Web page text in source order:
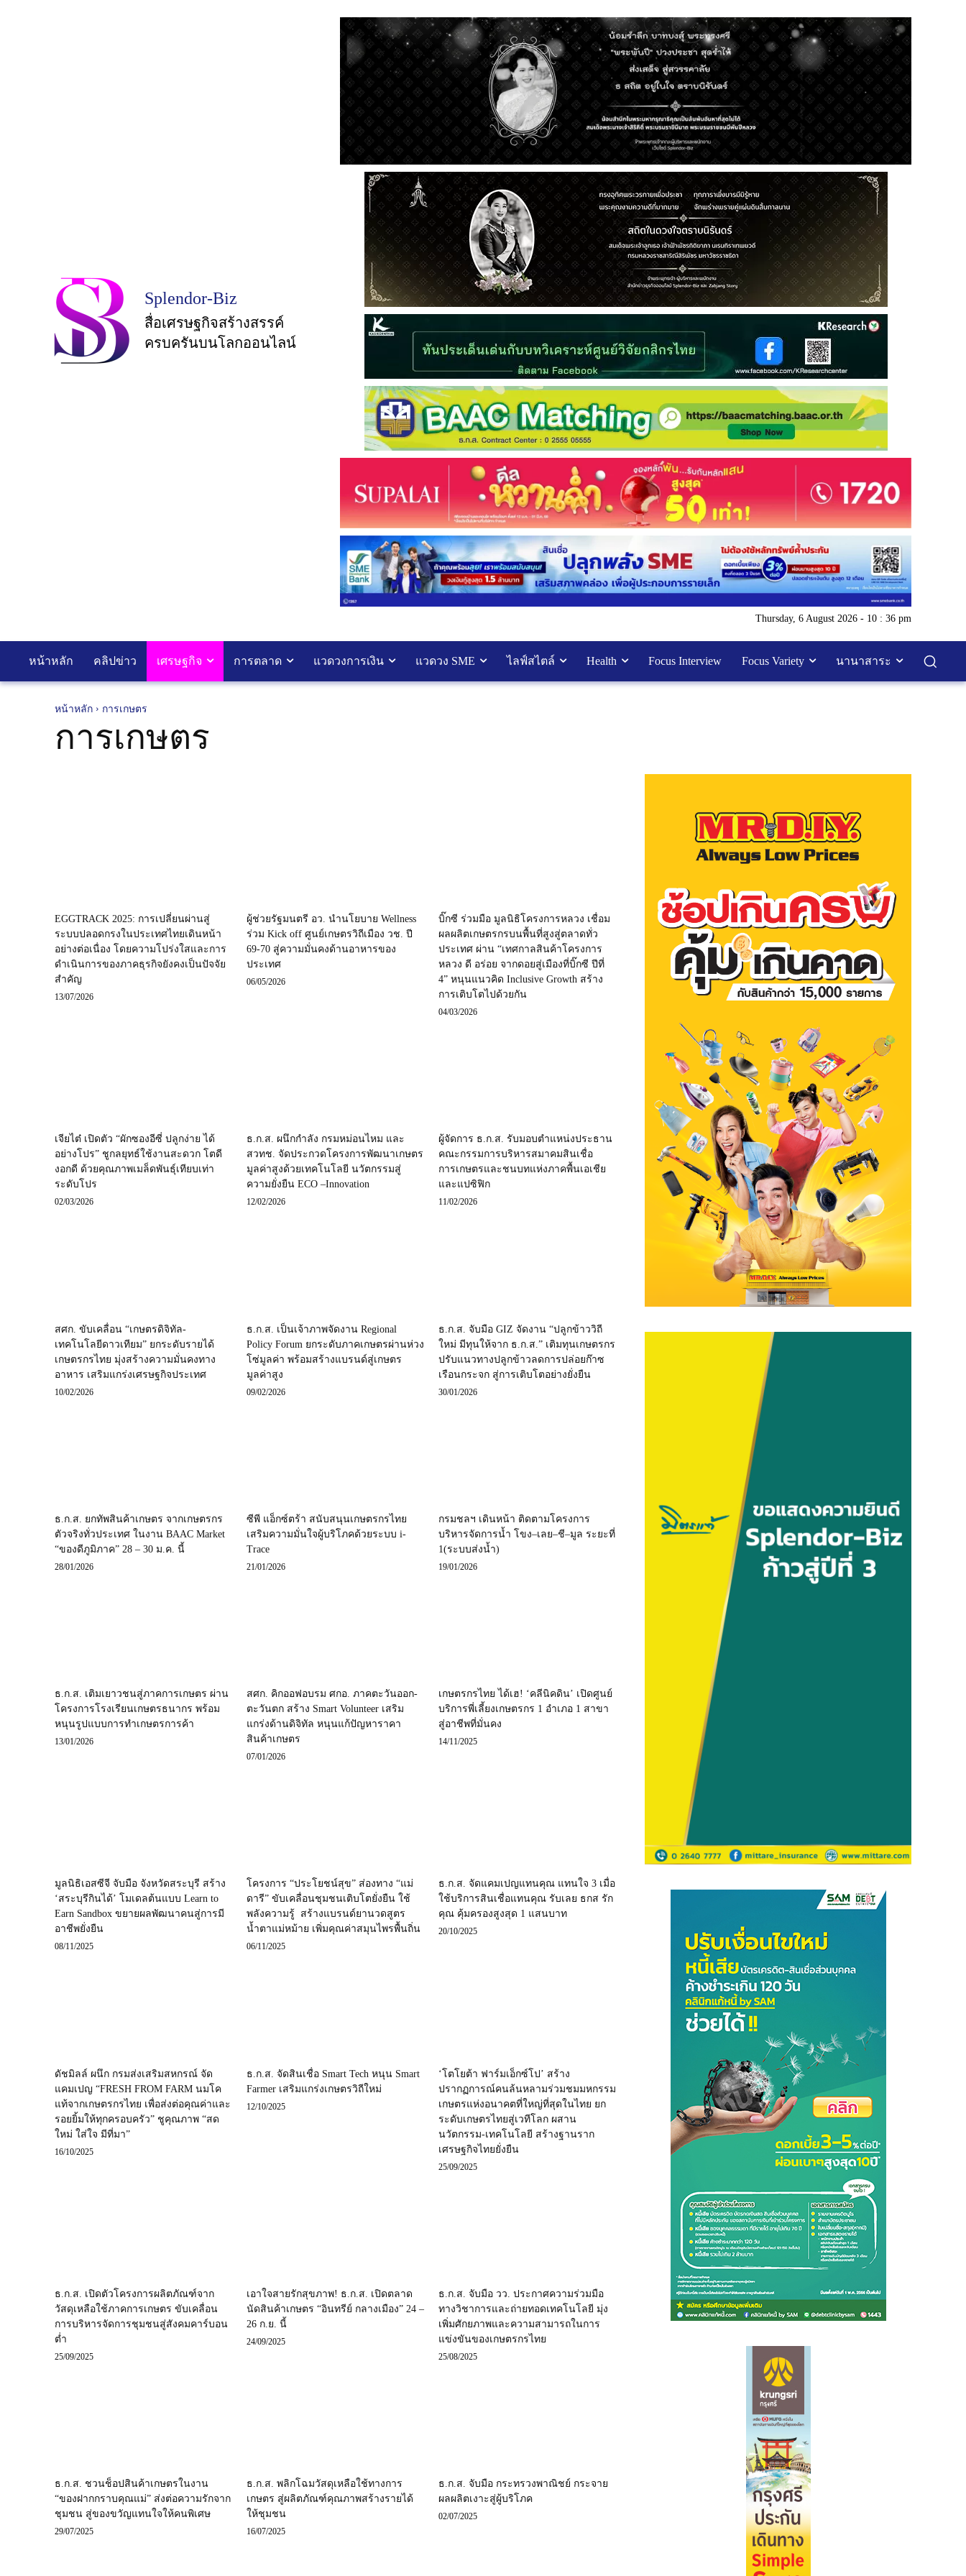
Splendor-Biz
สื่อเศรษฐกิจสร้างสรรค์
ครบครันบนโลกออนไลน์
Thursday, 6 August 2026 - 10 : 36 pm
หน้าหลัก คลิปข่าว เศรษฐกิจ การตลาด แวดวงการเงิน แวดวง SME ไลฟ์สไตล์ Health Focus Interview Focus Variety นานาสาระ
หน้าหลัก การเกษตร
การเกษตร
EGGTRACK 2025: การเปลี่ยนผ่านสู่
ระบบปลอดกรงในประเทศไทยเดินหน้า
อย่างต่อเนื่อง โดยความโปร่งใสและการ
ดำเนินการของภาคธุรกิจยังคงเป็นปัจจัย
สำคัญ
13/07/2026
ผู้ช่วยรัฐมนตรี อว. นำนโยบาย Wellness
ร่วม Kick off ศูนย์เกษตรวิถีเมือง วช. ปี
69-70 สู่ความมั่นคงด้านอาหารของ
ประเทศ
06/05/2026
บิ๊กซี ร่วมมือ มูลนิธิโครงการหลวง เชื่อม
ผลผลิตเกษตรกรบนพื้นที่สูงสู่ตลาดทั่ว
ประเทศ ผ่าน “เทศกาลสินค้าโครงการ
หลวง ดี อร่อย จากดอยสู่เมืองที่บิ๊กซี ปีที่
4” หนุนแนวคิด Inclusive Growth สร้าง
การเติบโตไปด้วยกัน
04/03/2026
เจียไต๋ เปิดตัว “ผักซองอีซี่ ปลูกง่าย ได้
อย่างโปร” ชูกลยุทธ์ใช้งานสะดวก โตดี
งอกดี ด้วยคุณภาพเมล็ดพันธุ์เทียบเท่า
ระดับโปร
02/03/2026
ธ.ก.ส. ผนึกกำลัง กรมหม่อนไหม และ
สวทช. จัดประกวดโครงการพัฒนาเกษตร
มูลค่าสูงด้วยเทคโนโลยี นวัตกรรมสู่
ความยั่งยืน ECO –Innovation
12/02/2026
ผู้จัดการ ธ.ก.ส. รับมอบตำแหน่งประธาน
คณะกรรมการบริหารสมาคมสินเชื่อ
การเกษตรและชนบทแห่งภาคพื้นเอเชีย
และแปซิฟิก
11/02/2026
สศก. ขับเคลื่อน “เกษตรดิจิทัล-
เทคโนโลยีดาวเทียม” ยกระดับรายได้
เกษตรกรไทย มุ่งสร้างความมั่นคงทาง
อาหาร เสริมแกร่งเศรษฐกิจประเทศ
10/02/2026
ธ.ก.ส. เป็นเจ้าภาพจัดงาน Regional
Policy Forum ยกระดับภาคเกษตรผ่านห่วง
โซ่มูลค่า พร้อมสร้างแบรนด์สู่เกษตร
มูลค่าสูง
09/02/2026
ธ.ก.ส. จับมือ GIZ จัดงาน “ปลูกข้าววิถี
ใหม่ มีทุนให้จาก ธ.ก.ส.” เติมทุนเกษตรกร
ปรับแนวทางปลูกข้าวลดการปล่อยก๊าซ
เรือนกระจก สู่การเติบโตอย่างยั่งยืน
30/01/2026
ธ.ก.ส. ยกทัพสินค้าเกษตร จากเกษตรกร
ตัวจริงทั่วประเทศ ในงาน BAAC Market
“ของดีภูมิภาค” 28 – 30 ม.ค. นี้
28/01/2026
ซีพี แอ็กซ์ตร้า สนับสนุนเกษตรกรไทย
เสริมความมั่นใจผู้บริโภคด้วยระบบ i-
Trace
21/01/2026
กรมชลฯ เดินหน้า ติดตามโครงการ
บริหารจัดการน้ำ โขง–เลย–ชี–มูล ระยะที่
1(ระบบส่งน้ำ)
19/01/2026
ธ.ก.ส. เติมเยาวชนสู่ภาคการเกษตร ผ่าน
โครงการโรงเรียนเกษตรธนากร พร้อม
หนุนรูปแบบการทำเกษตรการค้า
13/01/2026
สศก. คิกออฟอบรม ศกอ. ภาคตะวันออก-
ตะวันตก สร้าง Smart Volunteer เสริม
แกร่งด้านดิจิทัล หนุนแก้ปัญหาราคา
สินค้าเกษตร
07/01/2026
เกษตรกรไทย ได้เฮ! ‘คลีนิคดิน’ เปิดศูนย์
บริการพี่เลี้ยงเกษตรกร 1 อำเภอ 1 สาขา
สู่อาชีพที่มั่นคง
14/11/2025
มูลนิธิเอสซีจี จับมือ จังหวัดสระบุรี สร้าง
‘สระบุรีกินได้’ โมเดลต้นแบบ Learn to
Earn Sandbox ขยายผลพัฒนาคนสู่การมี
อาชีพยั่งยืน
08/11/2025
โครงการ “ประโยชน์สุข” ส่องทาง “แม่
ดารี” ขับเคลื่อนชุมชนเติบโตยั่งยืน ใช้
พลังความรู้ สร้างแบรนด์ยานวดสูตร
น้ำตาแม่หม้าย เพิ่มคุณค่าสมุนไพรพื้นถิ่น
06/11/2025
ธ.ก.ส. จัดแคมเปญแทนคุณ แทนใจ 3 เมื่อ
ใช้บริการสินเชื่อแทนคุณ รับเลย ธกส รัก
คุณ คุ้มครองสูงสุด 1 แสนบาท
20/10/2025
ดัชมิลล์ ผนึก กรมส่งเสริมสหกรณ์ จัด
แคมเปญ “FRESH FROM FARM นมโค
แท้จากเกษตรกรไทย เพื่อส่งต่อคุณค่าและ
รอยยิ้มให้ทุกครอบครัว” ชูคุณภาพ “สด
ใหม่ ใส่ใจ มีที่มา”
16/10/2025
ธ.ก.ส. จัดสินเชื่อ Smart Tech หนุน Smart
Farmer เสริมแกร่งเกษตรวิถีใหม่
12/10/2025
‘โตโยต้า ฟาร์มเอ็กซ์โป’ สร้าง
ปรากฏการณ์คนล้นหลามร่วมชมมหกรรม
เกษตรแห่งอนาคตที่ใหญ่ที่สุดในไทย ยก
ระดับเกษตรไทยสู่เวทีโลก ผสาน
นวัตกรรม-เทคโนโลยี สร้างฐานราก
เศรษฐกิจไทยยั่งยืน
25/09/2025
ธ.ก.ส. เปิดตัวโครงการผลิตภัณฑ์จาก
วัสดุเหลือใช้ภาคการเกษตร ขับเคลื่อน
การบริหารจัดการชุมชนสู่สังคมคาร์บอน
ต่ำ
25/09/2025
เอาใจสายรักสุขภาพ! ธ.ก.ส. เปิดตลาด
นัดสินค้าเกษตร “อินทรีย์ กลางเมือง” 24 –
26 ก.ย. นี้
24/09/2025
ธ.ก.ส. จับมือ วว. ประกาศความร่วมมือ
ทางวิชาการและถ่ายทอดเทคโนโลยี มุ่ง
เพิ่มศักยภาพและความสามารถในการ
แข่งขันของเกษตรกรไทย
25/08/2025
ธ.ก.ส. ชวนช็อปสินค้าเกษตรในงาน
“ของฝากกราบคุณแม่” ส่งต่อความรักจาก
ชุมชน สู่ของขวัญแทนใจให้คนพิเศษ
29/07/2025
ธ.ก.ส. พลิกโฉมวัสดุเหลือใช้ทางการ
เกษตร สู่ผลิตภัณฑ์คุณภาพสร้างรายได้
ให้ชุมชน
16/07/2025
ธ.ก.ส. จับมือ กระทรวงพาณิชย์ กระจาย
ผลผลิตเงาะสู่ผู้บริโภค
02/07/2025